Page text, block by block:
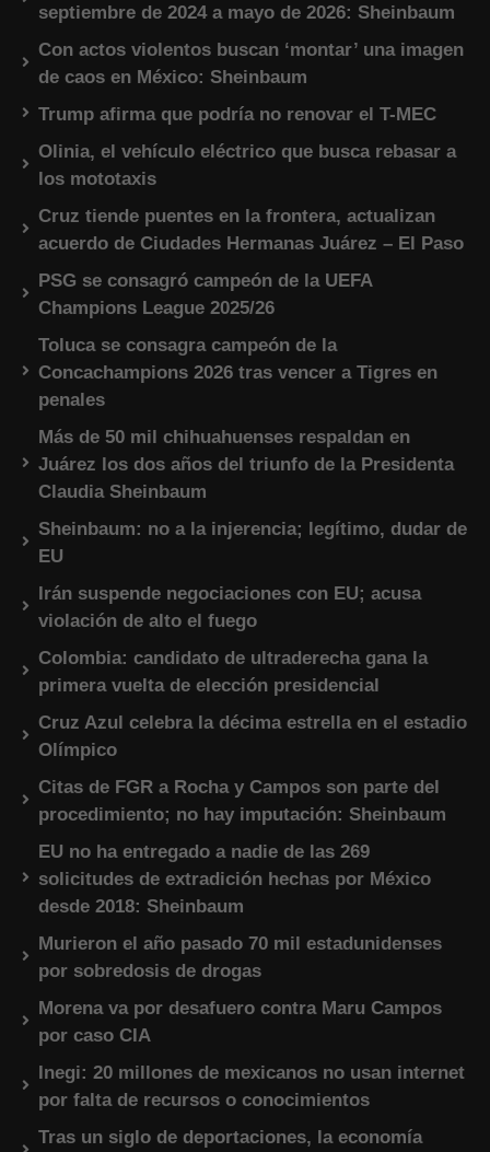
septiembre de 2024 a mayo de 2026: Sheinbaum
Con actos violentos buscan ‘montar’ una imagen
de caos en México: Sheinbaum
Trump afirma que podría no renovar el T-MEC
Olinia, el vehículo eléctrico que busca rebasar a
los mototaxis
Cruz tiende puentes en la frontera, actualizan
acuerdo de Ciudades Hermanas Juárez – El Paso
PSG se consagró campeón de la UEFA
Champions League 2025/26
Toluca se consagra campeón de la
Concachampions 2026 tras vencer a Tigres en
penales
Más de 50 mil chihuahuenses respaldan en
Juárez los dos años del triunfo de la Presidenta
Claudia Sheinbaum
Sheinbaum: no a la injerencia; legítimo, dudar de
EU
Irán suspende negociaciones con EU; acusa
violación de alto el fuego
Colombia: candidato de ultraderecha gana la
primera vuelta de elección presidencial
Cruz Azul celebra la décima estrella en el estadio
Olímpico
Citas de FGR a Rocha y Campos son parte del
procedimiento; no hay imputación: Sheinbaum
EU no ha entregado a nadie de las 269
solicitudes de extradición hechas por México
desde 2018: Sheinbaum
Murieron el año pasado 70 mil estadunidenses
por sobredosis de drogas
Morena va por desafuero contra Maru Campos
por caso CIA
Inegi: 20 millones de mexicanos no usan internet
por falta de recursos o conocimientos
Tras un siglo de deportaciones, la economía